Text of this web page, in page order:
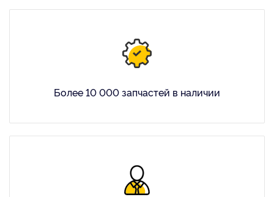
Более 10 000 запчастей в наличии